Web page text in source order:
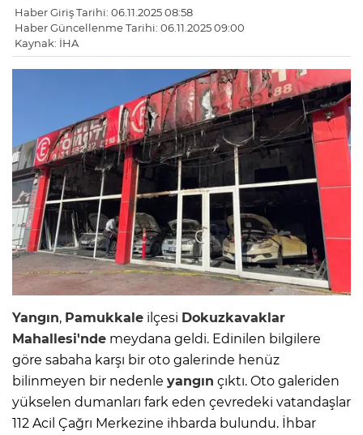
Haber Giriş Tarihi: 06.11.2025 08:58
Haber Güncellenme Tarihi: 06.11.2025 09:00
Kaynak: İHA
Yangın, Pamukkale ilçesi Dokuzkavaklar
Mahallesi'nde meydana geldi. Edinilen bilgilere
göre sabaha karşı bir oto galerinde henüz
bilinmeyen bir nedenle yangın çıktı. Oto galeriden
yükselen dumanları fark eden çevredeki vatandaşlar
112 Acil Çağrı Merkezine ihbarda bulundu. İhbar